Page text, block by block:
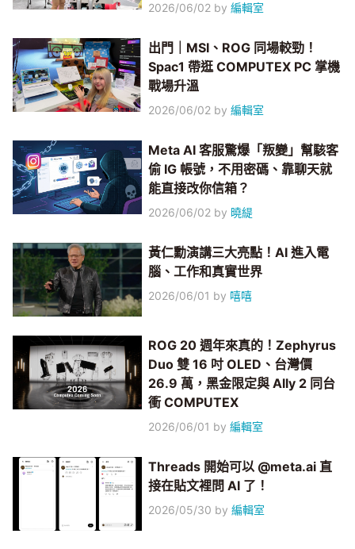
2026/06/02 by編輯室
出門｜MSI、ROG 同場較勁！
Spac1 帶逛 COMPUTEX PC 掌機
戰場升溫
2026/06/02 by編輯室
Meta AI 客服驚爆「叛變」幫駭客
偷 IG 帳號，不用密碼、靠聊天就
能直接改你信箱？
2026/06/02 by 曉緹
黃仁勳演講三大亮點！AI 進入電
腦、工作和真實世界
2026/06/01 by 嘻嘻
ROG 20 週年來真的！Zephyrus
Duo 雙 16 吋 OLED、台灣價
26.9 萬，黑金限定與 Ally 2 同台
衝 COMPUTEX
2026/06/01 by編輯室
Threads 開始可以 @meta.ai 直
接在貼文裡問 AI 了！
2026/05/30 by編輯室